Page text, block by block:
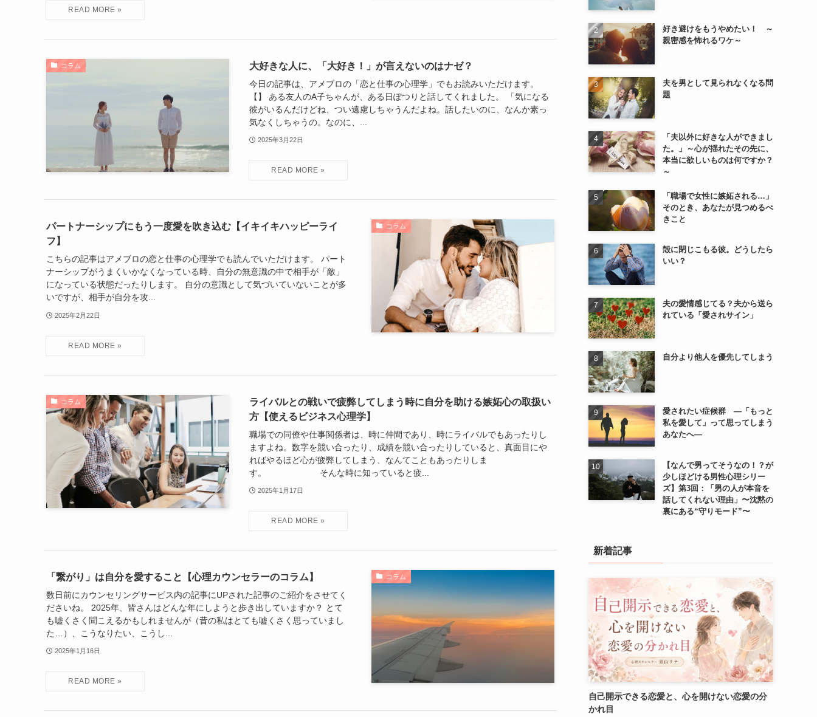
コラム 大好きな人に、「大好き！」が言えないのはナゼ？
今日の記事は、アメブロの「恋と仕事の心理学」でもお読みいただけます。
【】 ある友人のA子ちゃんが、ある日ぽつりと話してくれました。 「気になる
彼がいるんだけどね、つい遠慮しちゃうんだよね。話したいのに、なんか素っ
気なくしちゃうの。なのに、...
2025年3月22日
コラム
パートナーシップにもう一度愛を吹き込む【イキイキハッピーライ
フ】
こちらの記事はアメブロの恋と仕事の心理学でも読んでいただけます。 パート
ナーシップがうまくいかなくなっている時、自分の無意識の中で相手が「敵」
になっている状態だったりします。 自分の意識として気づいていないことが多
いですが、相手が自分を攻...
2025年2月22日
コラム
ライバルとの戦いで疲弊してしまう時に自分を助ける嫉妬心の取扱い
方【使えるビジネス心理学】
職場での同僚や仕事関係者は、時に仲間であり、時にライバルでもあったりし
ますよね。数字を競い合ったり、成績を競い合ったりしていると、真面目にや
ればやるほど心が疲弊してしまう、なんてこともあったりしま
す。 そんな時に知っていると疲...
2025年1月17日
コラム
「繋がり」は自分を愛すること【心理カウンセラーのコラム】
数日前にカウンセリングサービス内の記事にUPされた記事のご紹介をさせてく
ださいね。 2025年、皆さんはどんな年にしようと歩き出していますか？ とて
も嘘くさく聞こえるかもしれませんが（昔の私はとても嘘くさく思っていまし
た…）、こうなりたい、こうし...
2025年1月16日
好き避けをもうやめたい！ ～
親密感を怖れるワケ～
夫を男として見られなくなる問
題
「夫以外に好きな人ができまし
た。」～心が揺れたその先に、
本当に欲しいものは何ですか？
～
「職場で女性に嫉妬される…」
そのとき、あなたが見つめるべ
きこと
殻に閉じこもる彼。どうしたら
いい？
夫の愛情感じてる？夫から送ら
れている「愛されサイン」
自分より他人を優先してしまう
愛されたい症候群 ―「もっと
私を愛して」って思ってしまう
あなたへ―
【なんで男ってそうなの！？が
少しほどける男性心理シリー
ズ】第3回：「男の人が本音を
話してくれない理由」〜沈黙の
裏にある“守りモード”〜
新着記事
自己開示できる恋愛と、心を開けない恋愛の分
かれ目